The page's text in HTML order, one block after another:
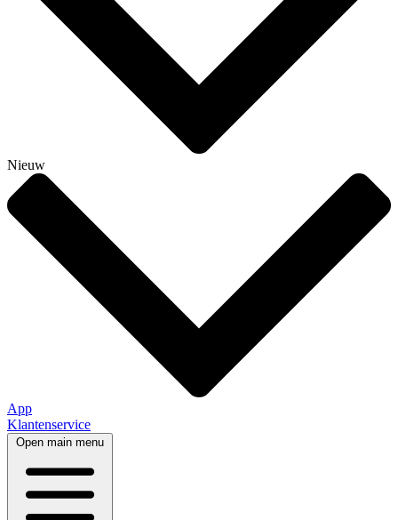
Nieuw
App
Klantenservice
Open main menu